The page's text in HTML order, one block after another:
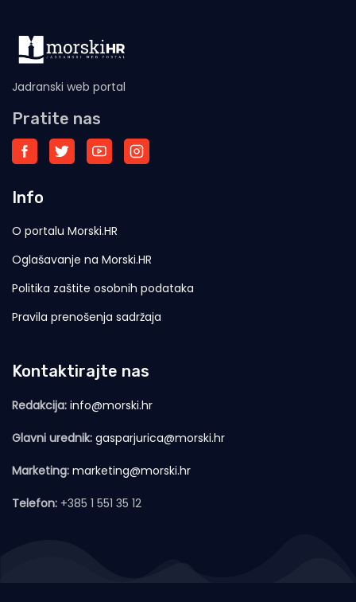
Jadranski web portal
Pratite nas
Info
O portalu Morski.HR
Oglašavanje na Morski.HR
Politika zaštite osobnih podataka
Pravila prenošenja sadržaja
Kontaktirajte nas
Redakcija: info@morski.hr
Glavni urednik: gasparjurica@morski.hr
Marketing: marketing@morski.hr
Telefon: +385 1 551 35 12